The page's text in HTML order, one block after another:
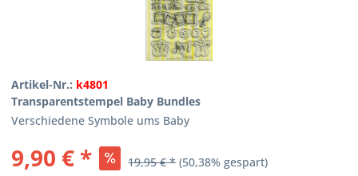
Artikel-Nr.: k4801
Transparentstempel Baby Bundles
Verschiedene Symbole ums Baby
9,90 € * 19,95 € * (50,38% gespart)